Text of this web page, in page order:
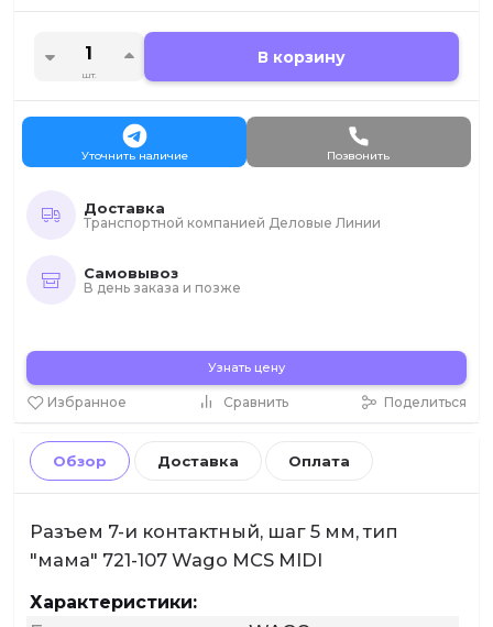
Избранное Сравнить Поделиться
шт.
В корзину
Уточнить наличие Позвонить
Доставка
Транспортной компанией Деловые Линии
Самовывоз
В день заказа и позже
Узнать цену
Обзор Доставка Оплата
Разъем 7-и контактный, шаг 5 мм, тип
"мама" 721-107 Wago MCS MIDI
Характеристики: